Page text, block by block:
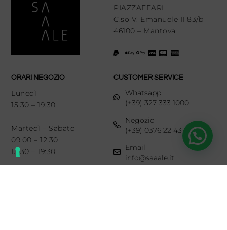
PIAZZAFFARI
C.so V. Emanuele II 83/b
46100 – Mantova
ORARI NEGOZIO
Lunedì
15:30 – 19:30
Martedì – Sabato
09:00 – 12:30
15:30 – 19:30
CUSTOMER SERVICE
Whatsapp
(+39) 327 333 1000
Negozio
(+39) 0376 22 43 93
Email
info@saaale.it